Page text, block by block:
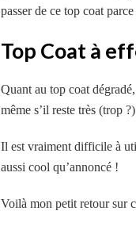
passer de ce top coat
Top Coat à
Quant au top coat
même s’il reste très (trop
Il est vraiment difficile à
aussi cool qu’annoncé !
Voilà mon petit retour sur